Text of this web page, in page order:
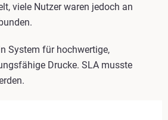
viele Nutzer waren jedoch an
System für hochwertige,
Drucke. SLA musste